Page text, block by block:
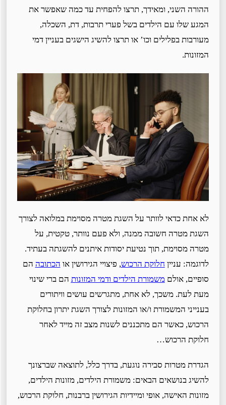
ההורה השני, ומאידך, תרצו להפחית עד כמה שאפשר את
המגע שלו עם הילדים בשל פערי תרבות, דת, השכלה,
מעורבות בפלילים וכו’ או תרצו להשיג הישגים בעניין דמי
המזונות.
לא אחת כדאי לוותר על השגת מטרה מסוימת במלואה לצורך
השגת מטרה חשובה ממנה, ולא פעם נוותר, טקטית, על
מטרה מסוימת, תוך נטיעת יסודות איתנים להשגתה בעתיד.
לדוגמה: ענייןחלוקת הרכוש, פיצויי הגירושין אוהכתובההם
סופיים, אולםמשמורת הילדים ודמי המזונותהם ברי שינוי
מעת לעת. משכך, לא אחת, מתגרשים עושים וויתורים
בענייני המשמורת ו/או המזונות לצורך השגת יתרון בחלוקת
הרכוש, כאשר הם מתכננים לשנות מצב זה מייד לאחר
חלוקת הרכוש…
הגדרת מטרות סבירה נוגעת, בדרך כלל, לתוצאה שברצונך
להשיג בנושאים הבאים: משמורת הילדים, מזונות הילדים,
מזונות האישה, אופי ומיידיות הגירושין ברבנות, חלוקת הרכוש,